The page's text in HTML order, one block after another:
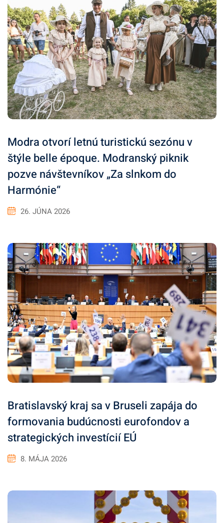
Modra otvorí letnú turistickú sezónu v
štýle belle époque. Modranský piknik
pozve návštevníkov „Za slnkom do
Harmónie“
26. JÚNA 2026
Bratislavský kraj sa v Bruseli zapája do
formovania budúcnosti eurofondov a
strategických investícií EÚ
8. MÁJA 2026